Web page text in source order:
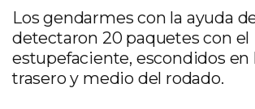
Los gendarmes con la ayuda
detectaron 20 paquetes con el
estupefaciente, escondidos en
trasero y medio del rodado.